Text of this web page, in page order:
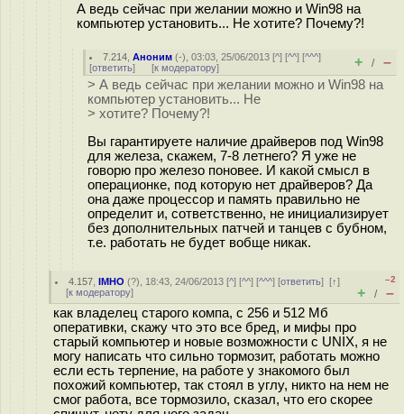
А ведь сейчас при желании можно и Win98 на
компьютер установить... Не хотите? Почему?!
7.214 ,Аноним (-), 03:03, 25/06/2013 [^] [^^] [^^^]
[ответить] [к модератору] + / –
> А ведь сейчас при желании можно и Win98 на
компьютер установить... Не
> хотите? Почему?!
Вы гарантируете наличие драйверов под Win98
для железа, скажем, 7-8 летнего? Я уже не
говорю про железо поновее. И какой смысл в
операционке, под которую нет драйверов? Да
она даже процессор и память правильно не
определит и, сответственно, не инициализирует
без дополнительных патчей и танцев с бубном,
т.е. работать не будет вобще никак.
4.157 ,IMHO (?), 18:43, 24/06/2013 [^] [^^] [^^^] [ответить][↑]
[к модератору]
–2
+ / –
как владелец старого компа, с 256 и 512 Мб
оперативки, скажу что это все бред, и мифы про
старый компьютер и новые возможности с UNIX, я не
могу написать что сильно тормозит, работать можно
если есть терпение, на работе у знакомого был
похожий компьютер, так стоял в углу, никто на нем не
смог работа, все тормозило, сказал, что его скорее